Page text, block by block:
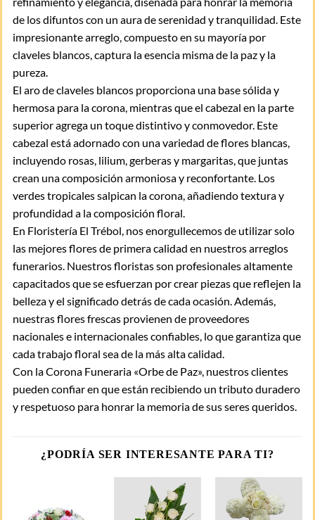
de los difuntos con un aura de serenidad y tranquilidad. Este
impresionante arreglo, compuesto en su mayoría por
claveles blancos, captura la esencia misma de la paz y la
pureza.
El aro de claveles blancos proporciona una base sólida y
hermosa para la corona, mientras que el cabezal en la parte
superior agrega un toque distintivo y conmovedor. Este
cabezal está adornado con una variedad de flores blancas,
incluyendo rosas, lilium, gerberas y margaritas, que juntas
crean una composición armoniosa y reconfortante. Los
verdes tropicales salpican la corona, añadiendo textura y
profundidad a la composición floral.
En Floristería El Trébol, nos enorgullecemos de utilizar solo
las mejores flores de primera calidad en nuestros arreglos
funerarios. Nuestros floristas son profesionales altamente
capacitados que se esfuerzan por crear piezas que reflejen la
belleza y el significado detrás de cada ocasión. Además,
nuestras flores frescas provienen de proveedores
nacionales e internacionales confiables, lo que garantiza que
cada trabajo floral sea de la más alta calidad.
Con la Corona Funeraria «Orbe de Paz», nuestros clientes
pueden confiar en que están recibiendo un tributo duradero
y respetuoso para honrar la memoria de sus seres queridos.
¿PODRÍA SER INTERESANTE PARA TI?